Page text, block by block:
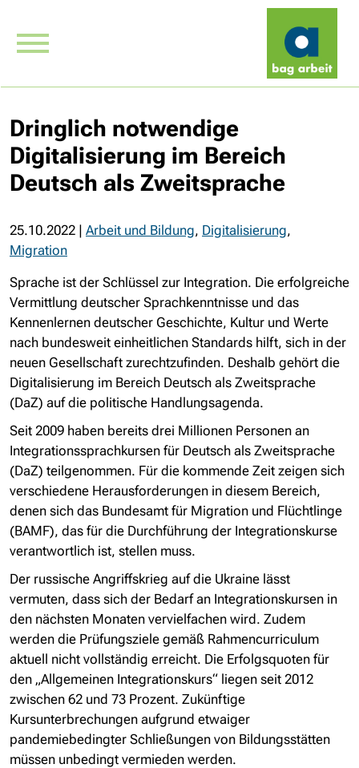
Dringlich notwendige
Digitalisierung im Bereich
Deutsch als Zweitsprache
25.10.2022 | Arbeit und Bildung, Digitalisierung,
Migration
Sprache ist der Schlüssel zur Integration. Die erfolgreiche
Vermittlung deutscher Sprachkenntnisse und das
Kennenlernen deutscher Geschichte, Kultur und Werte
nach bundesweit einheitlichen Standards hilft, sich in der
neuen Gesellschaft zurechtzufinden. Deshalb gehört die
Digitalisierung im Bereich Deutsch als Zweitsprache
(DaZ) auf die politische Handlungsagenda.
Seit 2009 haben bereits drei Millionen Personen an
Integrationssprachkursen für Deutsch als Zweitsprache
(DaZ) teilgenommen. Für die kommende Zeit zeigen sich
verschiedene Herausforderungen in diesem Bereich,
denen sich das Bundesamt für Migration und Flüchtlinge
(BAMF), das für die Durchführung der Integrationskurse
verantwortlich ist, stellen muss.
Der russische Angriffskrieg auf die Ukraine lässt
vermuten, dass sich der Bedarf an Integrationskursen in
den nächsten Monaten vervielfachen wird. Zudem
werden die Prüfungsziele gemäß Rahmencurriculum
aktuell nicht vollständig erreicht. Die Erfolgsquoten für
den „Allgemeinen Integrationskurs“ liegen seit 2012
zwischen 62 und 73 Prozent. Zukünftige
Kursunterbrechungen aufgrund etwaiger
pandemiebedingter Schließungen von Bildungsstätten
müssen unbedingt vermieden werden.